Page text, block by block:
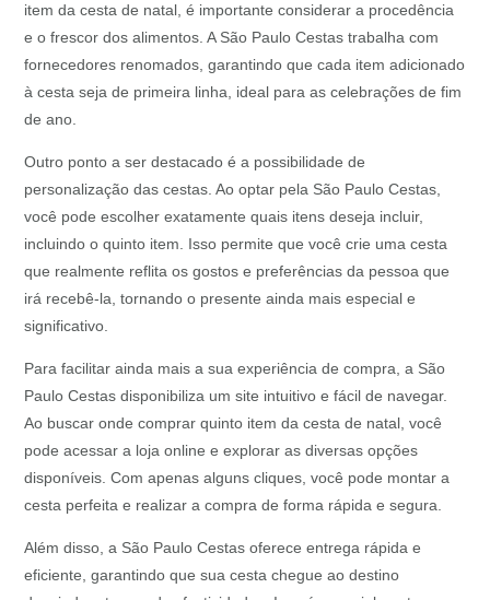
item da cesta de natal, é importante considerar a procedência
e o frescor dos alimentos. A São Paulo Cestas trabalha com
fornecedores renomados, garantindo que cada item adicionado
à cesta seja de primeira linha, ideal para as celebrações de fim
de ano.
Outro ponto a ser destacado é a possibilidade de
personalização das cestas. Ao optar pela São Paulo Cestas,
você pode escolher exatamente quais itens deseja incluir,
incluindo o quinto item. Isso permite que você crie uma cesta
que realmente reflita os gostos e preferências da pessoa que
irá recebê-la, tornando o presente ainda mais especial e
significativo.
Para facilitar ainda mais a sua experiência de compra, a São
Paulo Cestas disponibiliza um site intuitivo e fácil de navegar.
Ao buscar onde comprar quinto item da cesta de natal, você
pode acessar a loja online e explorar as diversas opções
disponíveis. Com apenas alguns cliques, você pode montar a
cesta perfeita e realizar a compra de forma rápida e segura.
Além disso, a São Paulo Cestas oferece entrega rápida e
eficiente, garantindo que sua cesta chegue ao destino